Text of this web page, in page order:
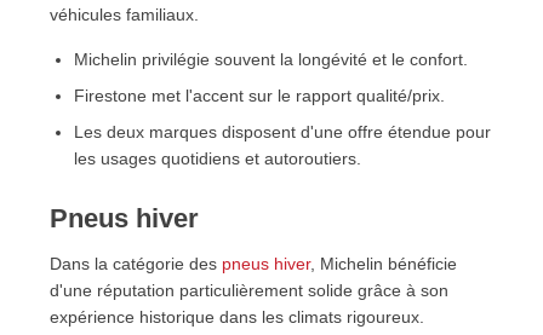
véhicules familiaux.
Michelin privilégie souvent la longévité et le confort.
Firestone met l'accent sur le rapport qualité/prix.
Les deux marques disposent d'une offre étendue pour
les usages quotidiens et autoroutiers.
Pneus hiver
Dans la catégorie des pneus hiver, Michelin bénéficie
d'une réputation particulièrement solide grâce à son
expérience historique dans les climats rigoureux.